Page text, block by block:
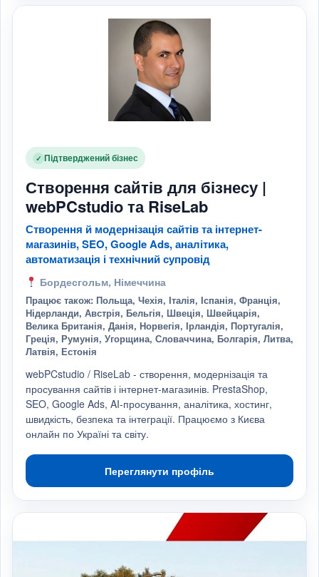
✓ Підтверджений бізнес
Створення сайтів для бізнесу |
webPCstudio та RiseLab
Створення й модернізація сайтів та інтернет-
магазинів, SEO, Google Ads, аналітика,
автоматизація і технічний супровід
Бордесгольм, Німеччина
Працює також: Польща, Чехія, Італія, Іспанія, Франція,
Нідерланди, Австрія, Бельгія, Швеція, Швейцарія,
Велика Британія, Данія, Норвегія, Ірландія, Португалія,
Греція, Румунія, Угорщина, Словаччина, Болгарія, Литва,
Латвія, Естонія
webPCstudio / RiseLab - створення, модернізація та
просування сайтів і інтернет-магазинів. PrestaShop,
SEO, Google Ads, AI-просування, аналітика, хостинг,
швидкість, безпека та інтеграції. Працюємо з Києва
онлайн по Україні та світу.
Переглянути профіль